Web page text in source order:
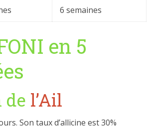
6 semaines
en 5
de l’Ail
Son taux d’allicine est 30%